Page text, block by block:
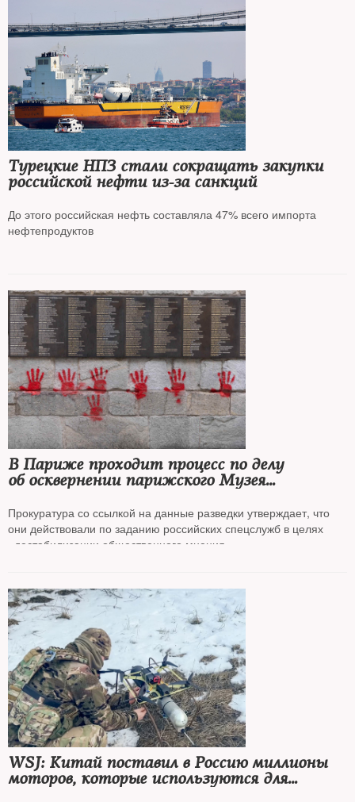
Турецкие НПЗ стали сокращать закупки
российской нефти из-за санкций
До этого российская нефть составляла 47% всего импорта
нефтепродуктов
В Париже проходит процесс по делу
об осквернении парижского Музея
Болгарии
Прокуратура со ссылкой на данные разведки утверждает, что
они действовали по заданию российских спецслужб в целях
«дестабилизации общественного мнения»
WSJ: Китай поставил в Россию миллионы
моторов, которые используются для